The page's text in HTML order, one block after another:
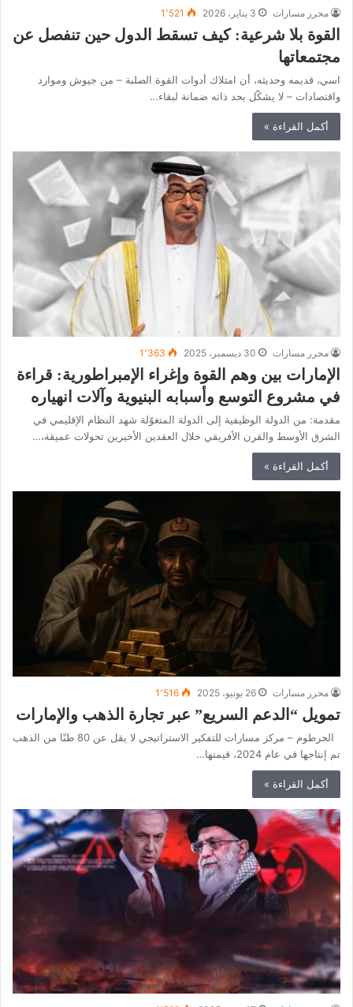
محرر مسارات 3 يناير، 2026 1٬521
القوة بلا شرعية: كيف تسقط الدول حين تنفصل عن
مجتمعاتها
اسي، قديمه وحديثه، أن امتلاك أدوات القوة الصلبة – من جيوش وموارد
واقتصادات – لا يشكّل بحد ذاته ضمانة لبقاء…
أكمل القراءة »
محرر مسارات 30 ديسمبر، 2025 1٬363
الإمارات بين وهم القوة وإغراء الإمبراطورية: قراءة
في مشروع التوسع وأسبابه البنيوية وآلات انهياره
مقدمة: من الدولة الوظيفية إلى الدولة المتغوّلة شهد النظام الإقليمي في
الشرق الأوسط والقرن الأفريقي خلال العقدين الأخيرين تحولات عميقة،…
أكمل القراءة »
محرر مسارات 26 يونيو، 2025 1٬516
تمويل “الدعم السريع” عبر تجارة الذهب والإمارات
الخرطوم – مركز مسارات للتفكير الاستراتيجي لا يقل عن 80 طنًا من الذهب
تم إنتاجها في عام 2024، قيمتها…
أكمل القراءة »